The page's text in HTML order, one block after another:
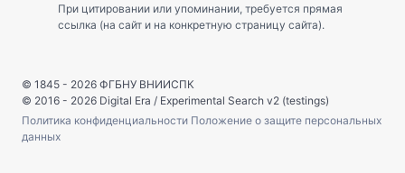
При цитировании или упоминании, требуется прямая
ссылка (на сайт и на конкретную страницу сайта).
© 1845 - 2026 ФГБНУ ВНИИСПК
© 2016 - 2026 Digital Era / Experimental Search v2 (testings)
Политика конфиденциальности Положение о защите персональных
данных